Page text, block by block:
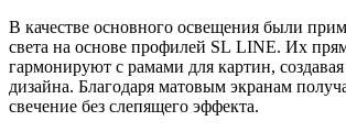
В качестве основного освещения были
света на основе профилей SL LINE. Их
гармонируют с рамами для картин,
дизайна. Благодаря матовым экранам
свечение без слепящего эффекта.